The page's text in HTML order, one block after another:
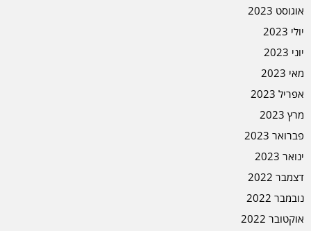
אוגוסט 2023
יולי 2023
יוני 2023
מאי 2023
אפריל 2023
מרץ 2023
פברואר 2023
ינואר 2023
דצמבר 2022
נובמבר 2022
אוקטובר 2022